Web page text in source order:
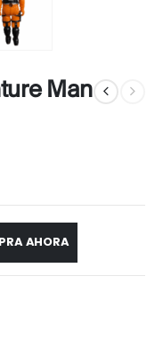
Man
AHORA